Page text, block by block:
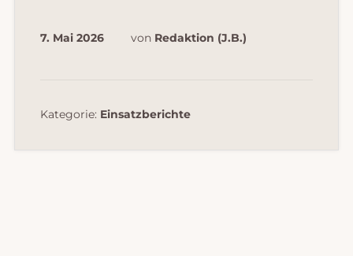
7. Mai 2026 von Redaktion (J.B.)
Kategorie: Einsatzberichte